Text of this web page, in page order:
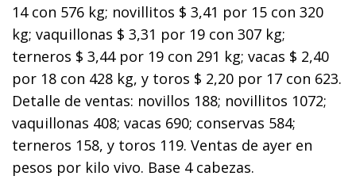
14 con 576 kg; novillitos $ 3,41 por 15 con 320
kg; vaquillonas $ 3,31 por 19 con 307 kg;
terneros $ 3,44 por 19 con 291 kg; vacas $ 2,40
por 18 con 428 kg, y toros $ 2,20 por 17 con 623.
Detalle de ventas: novillos 188; novillitos 1072;
vaquillonas 408; vacas 690; conservas 584;
terneros 158, y toros 119. Ventas de ayer en
pesos por kilo vivo. Base 4 cabezas.